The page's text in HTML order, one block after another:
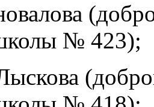
№ 423);